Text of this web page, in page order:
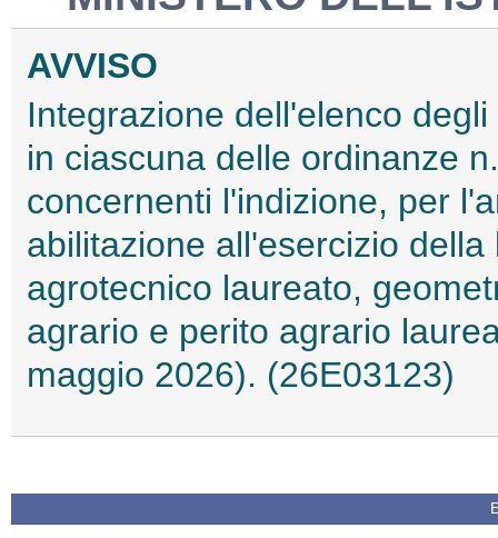
AVVISO
Integrazione dell'elenco
in ciascuna delle ordinanze
concernenti l'indizione, per
abilitazione all'esercizio
agrotecnico laureato,
agrario e perito agrario
maggio 2026). (26E03123)